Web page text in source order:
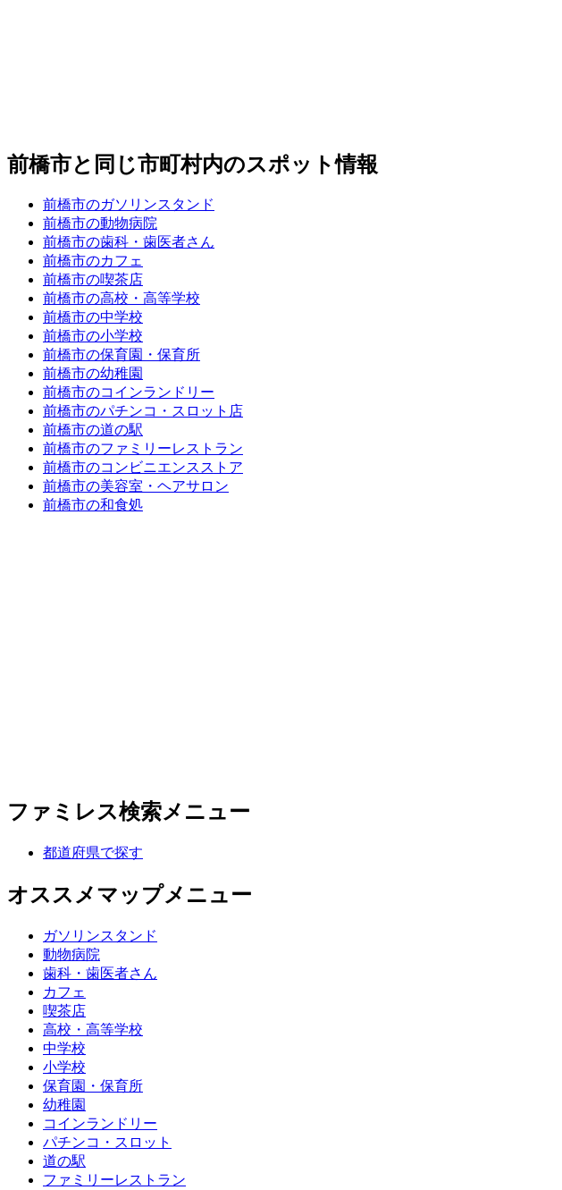
前橋市と同じ市町村内のスポット情報
前橋市のガソリンスタンド
前橋市の動物病院
前橋市の歯科・歯医者さん
前橋市のカフェ
前橋市の喫茶店
前橋市の高校・高等学校
前橋市の中学校
前橋市の小学校
前橋市の保育園・保育所
前橋市の幼稚園
前橋市のコインランドリー
前橋市のパチンコ・スロット店
前橋市の道の駅
前橋市のファミリーレストラン
前橋市のコンビニエンスストア
前橋市の美容室・ヘアサロン
前橋市の和食処
ファミレス検索メニュー
都道府県で探す
オススメマップメニュー
ガソリンスタンド
動物病院
歯科・歯医者さん
カフェ
喫茶店
高校・高等学校
中学校
小学校
保育園・保育所
幼稚園
コインランドリー
パチンコ・スロット
道の駅
ファミリーレストラン